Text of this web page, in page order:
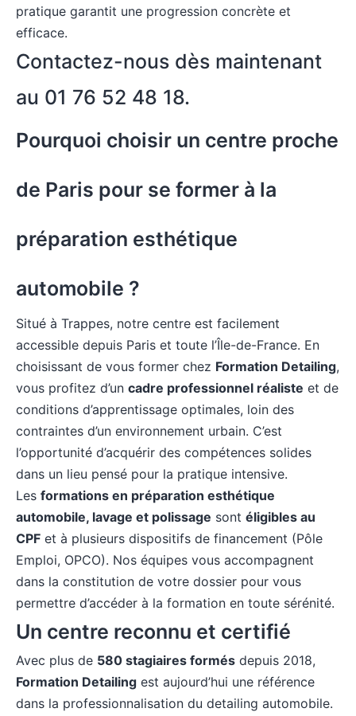
pratique garantit une progression concrète et
efficace.
Contactez-nous dès maintenant
au 01 76 52 48 18.
Pourquoi choisir un centre proche
de Paris pour se former à la
préparation esthétique
automobile ?
Situé à Trappes, notre centre est facilement
accessible depuis Paris et toute l’Île-de-France. En
choisissant de vous former chez Formation Detailing,
vous profitez d’un cadre professionnel réaliste et de
conditions d’apprentissage optimales, loin des
contraintes d’un environnement urbain. C’est
l’opportunité d’acquérir des compétences solides
dans un lieu pensé pour la pratique intensive.
Les formations en préparation esthétique
automobile, lavage et polissage sont éligibles au
CPF et à plusieurs dispositifs de financement (Pôle
Emploi, OPCO). Nos équipes vous accompagnent
dans la constitution de votre dossier pour vous
permettre d’accéder à la formation en toute sérénité.
Un centre reconnu et certifié
Avec plus de 580 stagiaires formés depuis 2018,
Formation Detailing est aujourd’hui une référence
dans la professionnalisation du detailing automobile.